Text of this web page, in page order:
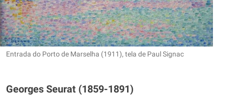
Entrada do Porto de Marselha (1911), tela de Paul Signac
Georges Seurat (1859-1891)